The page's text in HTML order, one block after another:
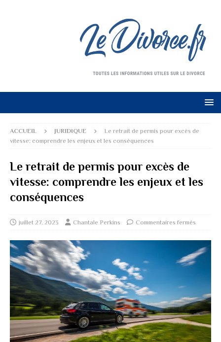
ACCUEIL JURIDIQUE
Le retrait de permis pour excès de
vitesse: comprendre les enjeux et les conséquences
Le retrait de permis pour excès de
vitesse: comprendre les enjeux et les
conséquences
juillet 27, 2023 Chantale Perkins Commentaires fermés